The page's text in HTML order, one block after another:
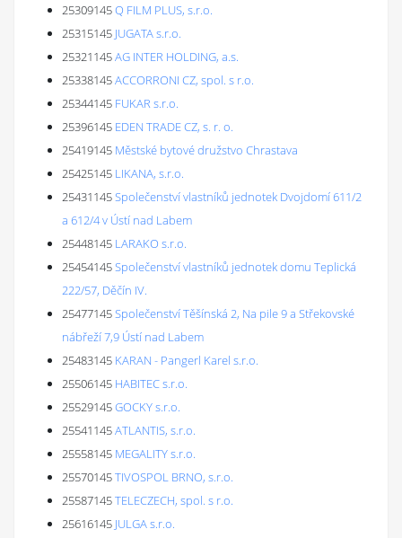
25309145Q FILM PLUS, s.r.o.
25315145 JUGATA s.r.o.
25321145AG INTER HOLDING, a.s.
25338145ACCORRONI CZ, spol. s r.o.
25344145 FUKAR s.r.o.
25396145 EDEN TRADE CZ, s. r. o.
25419145 Městské bytové družstvo Chrastava
25425145 LIKANA, s.r.o.
25431145Společenství vlastníků jednotek Dvojdomí 611/2
a 612/4 v Ústí nad Labem
25448145 LARAKO s.r.o.
25454145Společenství vlastníků jednotek domu Teplická
222/57, Děčín IV.
25477145Společenství Těšínská 2, Na pile 9 a Střekovské
nábřeží 7,9 Ústí nad Labem
25483145 KARAN - Pangerl Karel s.r.o.
25506145 HABITEC s.r.o.
25529145GOCKY s.r.o.
25541145ATLANTIS, s.r.o.
25558145 MEGALITY s.r.o.
25570145TIVOSPOL BRNO, s.r.o.
25587145TELECZECH, spol. s r.o.
25616145 JULGA s.r.o.